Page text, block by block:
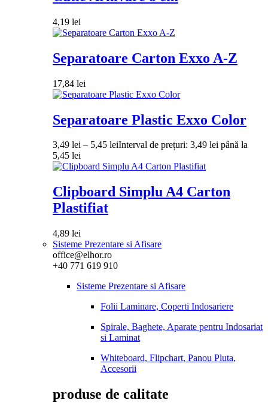
4,19 lei
Separatoare Carton Exxo A-Z
17,84 lei
Separatoare Plastic Exxo Color
3,49 lei – 5,45 leiInterval de prețuri: 3,49 lei până la
5,45 lei
Clipboard Simplu A4 Carton
Plastifiat
4,89 lei
Sisteme Prezentare si Afisare
office@elhor.ro
+40 771 619 910
Sisteme Prezentare si Afisare
Folii Laminare, Coperti Indosariere
Spirale, Baghete, Aparate pentru Indosariat
si Laminat
Whiteboard, Flipchart, Panou Pluta,
Accesorii
produse de calitate